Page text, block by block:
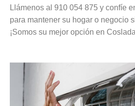
Llámenos al 910 054 875 y confíe
para mantener su hogar o negocio
¡Somos su mejor opción en